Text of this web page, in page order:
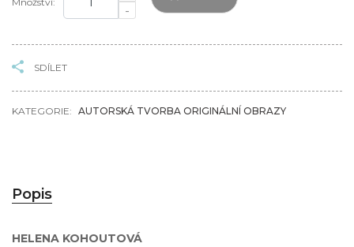
-
SDÍLET
KATEGORIE: AUTORSKÁ TVORBA ORIGINÁLNÍ OBRAZY
Popis
HELENA KOHOUTOVÁ